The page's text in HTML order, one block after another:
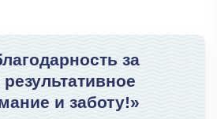
за
и заботу!»